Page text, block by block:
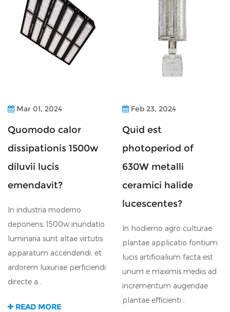
Mar 01, 2024
Quomodo calor
dissipationis 1500w
diluvii lucis
emendavit?
In industria moderno
deponens; 1500w inundatio
luminaria sunt altae virtutis
apparatum accendendi, et
ardorem luxuriae perficiendi
directe a...
READ MORE
Feb 23, 2024
Quid est
photoperiod of
630W metalli
ceramici halide
lucescentes?
In hodierno agro culturae
plantae applicatio fontium
lucis artificialium facta est
unum e maximis mediis ad
incrementum augendae
plantae efficienti...